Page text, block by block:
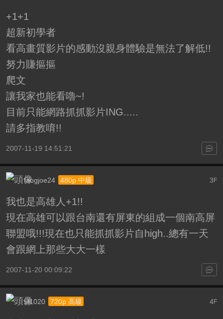
+1+1
超新初學者
看高畫質影片的感動沒親身體驗是無法了解低!!
努力賺摳摳
爬文
讓我家也能看嚕~!
目前只能網路抓抓影片ING.....
請多指教唷!!
2007-11-19 14:51:21
3F
fangjoe24 480p 中級
我也是高雄人+1!!
現在高雄可以跟台南還有屏東的組成一個南高屏
聯盟哦!!!現在也只能抓抓影片自high..總有一天
會跟網上那些大大一樣
2007-11-20 00:09:22
4F
sf1020 720p 高級